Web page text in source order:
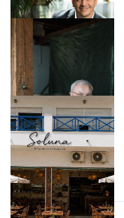
Tech
TÁMOGATÓI
Családi
vállalkozások